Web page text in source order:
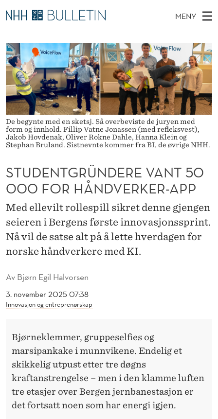
S
T
U
D
N
T
G
R
Ü
N
D
E
R
E
V
A
N
MENY
O
V
E
D
M
E
N
Y
Ø
K
I
N
E
T
S
T
E
D
E
T
Stipendiater og nye forskerprofiler
Disputaser
Ekspertutvalg
Om Bulletin
De begynte med en sketsj. Så overbeviste de juryen med
form og innhold. Fillip Vatne Jonassen (med refleksvest),
Jakob Hovdenak, Oliver Rokne Dahle, Hanna Klein og
Stephan Bruland. Sistnevnte kommer fra BI, de øvrige NHH.
Av Bjørn Egil Halvorsen
3. november 2025 07:38
Innovasjon og entreprenørskap
STUDENTGRÜNDERE VANT 50
000 FOR HÅNDVERKER-APP
Med ellevilt rollespill sikret denne gjengen
seieren i Bergens første innovasjonssprint.
Nå vil de satse alt på å lette hverdagen for
norske håndverkere med KI.
Bjørneklemmer, gruppeselfies og
marsipankake i munnvikene. Endelig et
skikkelig utpust etter tre døgns
kraftanstrengelse – men i den klamme luften
tre etasjer over Bergen jernbanestasjon er
det fortsatt noen som har energi igjen.